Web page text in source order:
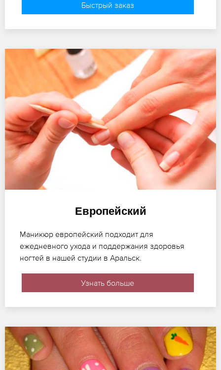
Быстрый заказ
Европейский
Маникюр европейский подходит для
ежедневного ухода и поддержания здоровья
ногтей в нашей студии в Аральск.
Узнать больше